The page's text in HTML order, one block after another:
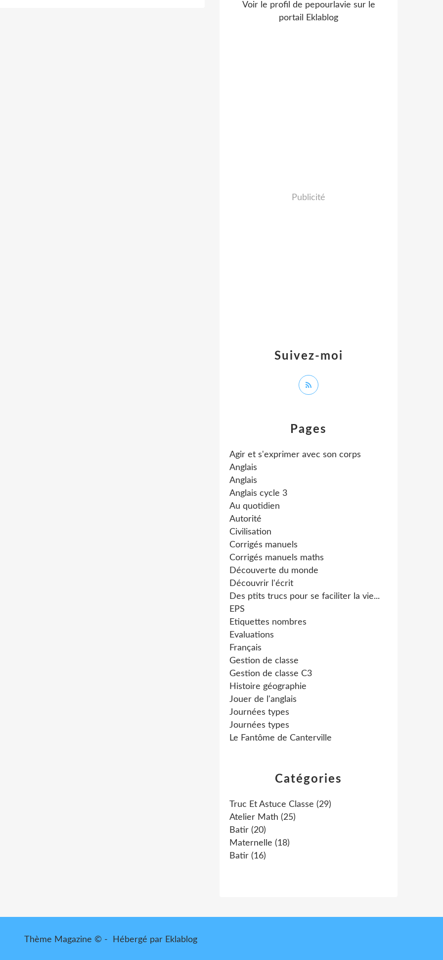
Catégories
Truc Et Astuce Classe (29)
Atelier Math (25)
Batir (20)
Maternelle (18)
Batir (16)
Pages
Agir et s'exprimer avec son corps
Anglais
Anglais
Anglais cycle 3
Au quotidien
Autorité
Civilisation
Corrigés manuels
Corrigés manuels maths
Découverte du monde
Découvrir l'écrit
Des ptits trucs pour se faciliter la vie...
EPS
Etiquettes nombres
Evaluations
Français
Gestion de classe
Gestion de classe C3
Histoire géographie
Jouer de l'anglais
Journées types
Journées types
Le Fantôme de Canterville
Suivez-moi
Voir le profil de pepourlavie sur le
portail Eklablog
Publicité
Thème Magazine © - Hébergé par Eklablog